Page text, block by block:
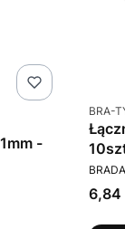
-
Kod
BRA-
Cena
6,84